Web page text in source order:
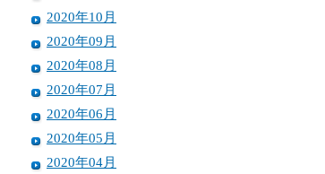
2020年10月
2020年09月
2020年08月
2020年07月
2020年06月
2020年05月
2020年04月